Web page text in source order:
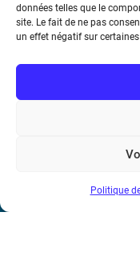
données telles que le
site. Le fait de ne pas
un effet négatif sur
Politique
Société de
17 rue de l’Amiral
Métro : « Boissière »
Téléphone : (+33) 1
N° de SIREN : 785